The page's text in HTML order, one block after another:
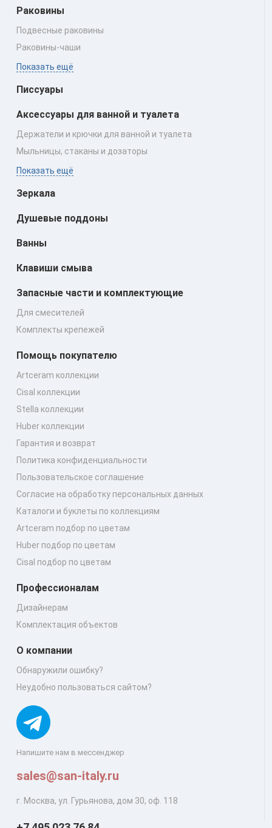
Раковины
Подвесные раковины
Раковины‑чаши
Показать ещё
Писсуары
Аксессуары для ванной и туалета
Держатели и крючки для ванной и туалета
Мыльницы, стаканы и дозаторы
Показать ещё
Зеркала
Душевые поддоны
Ванны
Клавиши смыва
Запасные части и комплектующие
Для смесителей
Комплекты крепежей
Напишите нам в мессенджер
sales@san-italy.ru
г. Москва, ул. Гурьянова, дом 30, оф. 118
Помощь покупателю
Artceram коллекции
Cisal коллекции
Stella коллекции
Huber коллекции
Гарантия и возврат
Политика конфиденциальности
Пользовательское соглашение
Согласие на обработку персональных данных
Каталоги и буклеты по коллекциям
Artceram подбор по цветам
Huber подбор по цветам
Cisal подбор по цветам
Профессионалам
Дизайнерам
Комплектация объектов
О компании
Обнаружили ошибку?
Неудобно пользоваться сайтом?